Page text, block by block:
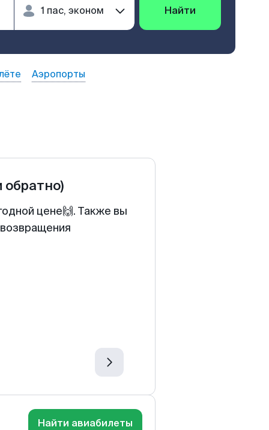
Найти
Аэропорты
обратно)
цене🙌. Также вы
Найти авиабилеты